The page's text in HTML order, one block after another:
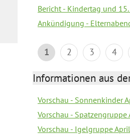
Bericht - Kindertag und
Ankündigung -
1 2 3 4
Informationen aus
Vorschau - Sonnenkinder
Vorschau -
Vorschau - Igelgruppe